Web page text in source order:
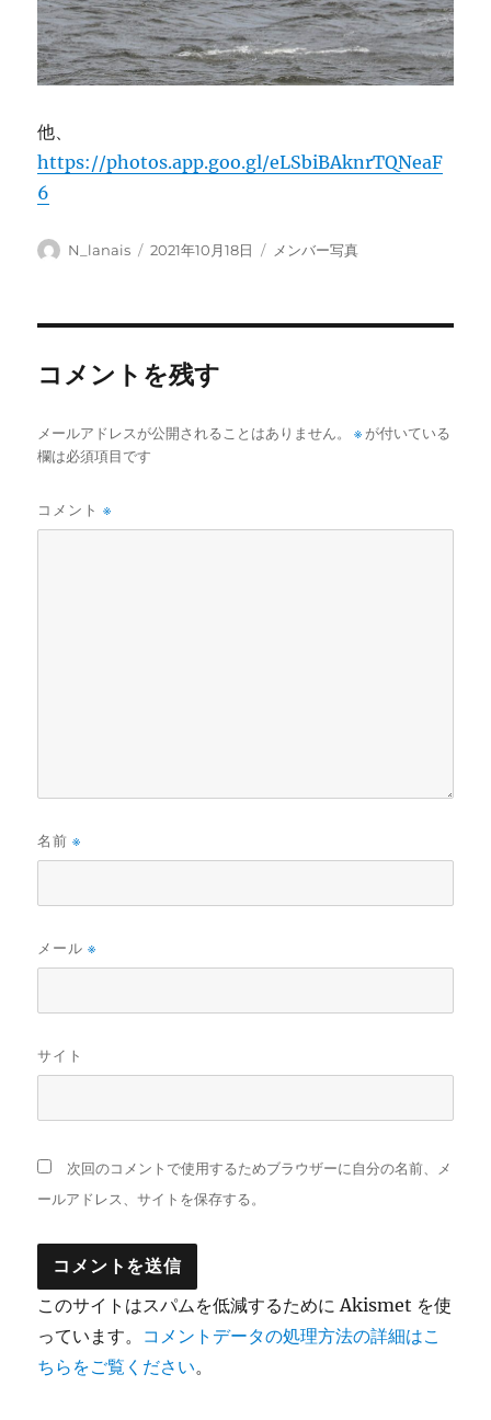
他、
https://photos.app.goo.gl/eLSbiBAknrTQNeaF
6
投
N_lanais
投
2021年10月18日
カ
メンバー写真
コメントを残す
メールアドレスが公開されることはありません。 ※ が付いている
欄は必須項目です
コメント※
名前※
メール※
サイト
次回のコメントで使用するためブラウザーに自分の名前、メ
ールアドレス、サイトを保存する。
このサイトはスパムを低減するために Akismet を使
っています。 コメントデータの処理方法の詳細はこ
ちらをご覧ください。